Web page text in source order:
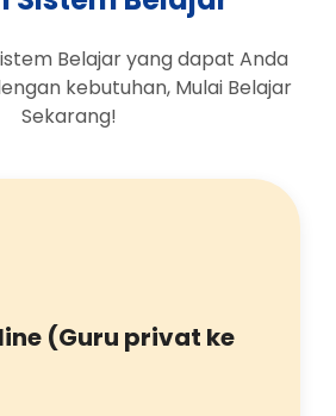
Belajar yang dapat Anda
kebutuhan, Mulai Belajar
Sekarang!
(Guru privat ke